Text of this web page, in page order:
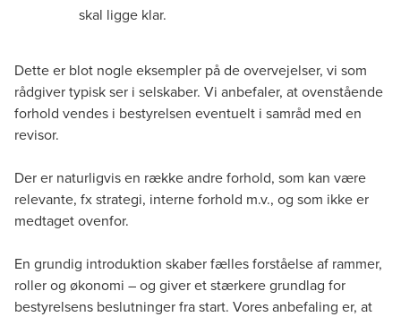
skal ligge klar.
Dette er blot nogle eksempler på de overvejelser, vi som
rådgiver typisk ser i selskaber. Vi anbefaler, at ovenstående
forhold vendes i bestyrelsen eventuelt i samråd med en
revisor.
Der er naturligvis en række andre forhold, som kan være
relevante, fx strategi, interne forhold m.v., og som ikke er
medtaget ovenfor.
En grundig introduktion skaber fælles forståelse af rammer,
roller og økonomi – og giver et stærkere grundlag for
bestyrelsens beslutninger fra start. Vores anbefaling er, at